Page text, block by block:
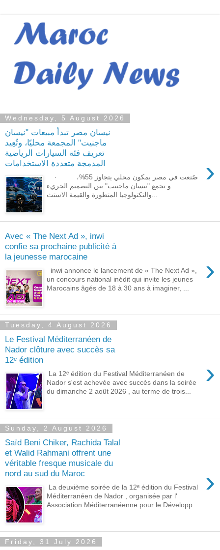
Wednesday, 5 August 2026
نيسان مصر تبدأ مبيعات "نيسان
ماجنيت" المجمعة محليًا، وتُعِيد
تعريف فئة السيارات الرياضية
المدمجة متعددة الاستخدامات
›
· صُنعت في مصر بمكون محلي يتجاوز 55%،
و تجمع "نيسان ماجنيت" بين التصميم الجريء
والتكنولوجيا المتطورة والقيمة الاستث...
Avec « The Next Ad », inwi
confie sa prochaine publicité à
la jeunesse marocaine
›
inwi annonce le lancement de « The Next Ad »,
un concours national inédit qui invite les jeunes
Marocains âgés de 18 à 30 ans à imaginer, ...
Tuesday, 4 August 2026
Le Festival Méditerranéen de
Nador clôture avec succès sa
12ᵉ édition
›
La 12ᵉ édition du Festival Méditerranéen de
Nador s'est achevée avec succès dans la soirée
du dimanche 2 août 2026 , au terme de trois...
Sunday, 2 August 2026
Saïd Beni Chiker, Rachida Talal
et Walid Rahmani offrent une
véritable fresque musicale du
nord au sud du Maroc
›
La deuxième soirée de la 12ᵉ édition du Festival
Méditerranéen de Nador , organisée par l'
Association Méditerranéenne pour le Développ...
Friday, 31 July 2026